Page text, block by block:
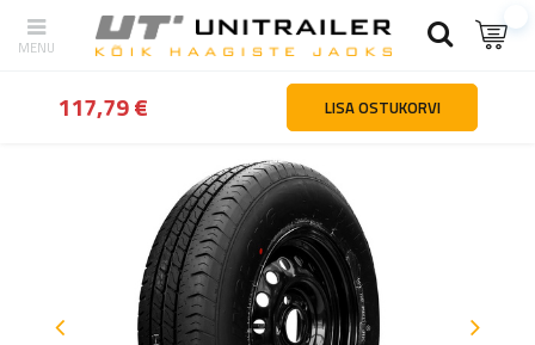
tagasi Kodu Haagiste rattad
117,79 € LISA OSTUKORVI